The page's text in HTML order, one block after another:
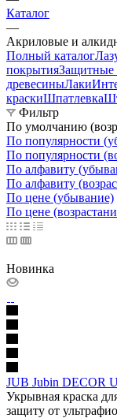
Каталог
—
Акриловые и
Полный каталог
покрытияЗащитные
древесиныЛаки
краскиШпатлевка
Фильтр
По умолчанию
По популярности
По популярности
По алфавиту
По алфавиту
По цене (убывание)
По цене
Новинка
JUB Jubin DECOR
Укрывная краска
защиту от